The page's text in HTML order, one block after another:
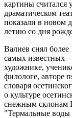
картины считался
драматическом
показали в новом
летию со дня
Валиев снял
самых известных
художнике,
филологе, авторе
словаря
о культуре
снежным склонам
"Термальные воды